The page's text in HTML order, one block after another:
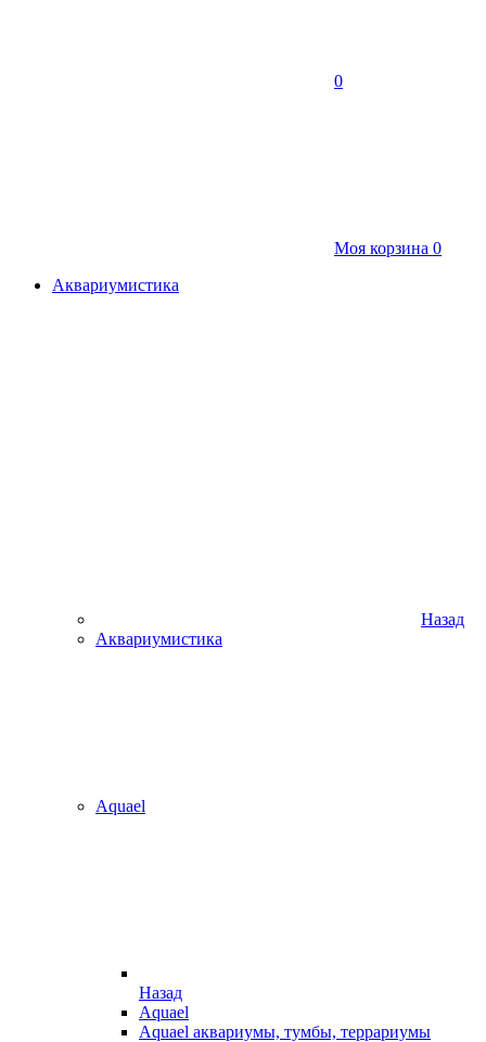
0
Моя корзина 0
Аквариумистика
Назад
Аквариумистика
Aquael
Назад
Aquael
Aquael аквариумы, тумбы, террариумы